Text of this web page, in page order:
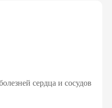
сердца и сосудов